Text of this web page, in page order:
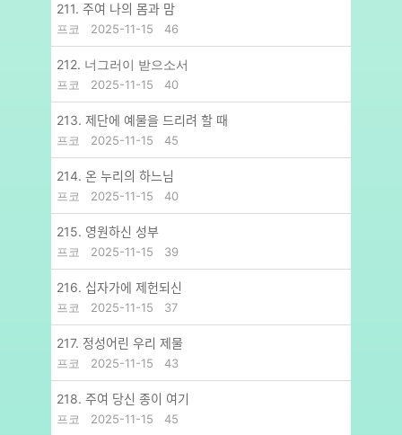
211. 주여 나의 몸과 맘
프코 2025-11-15 46
212. 너그러이 받으소서
프코 2025-11-15 40
213. 제단에 예물을 드리려 할 때
프코 2025-11-15 45
214. 온 누리의 하느님
프코 2025-11-15 40
215. 영원하신 성부
프코 2025-11-15 39
216. 십자가에 제헌되신
프코 2025-11-15 37
217. 정성어린 우리 제물
프코 2025-11-15 43
218. 주여 당신 종이 여기
프코 2025-11-15 45